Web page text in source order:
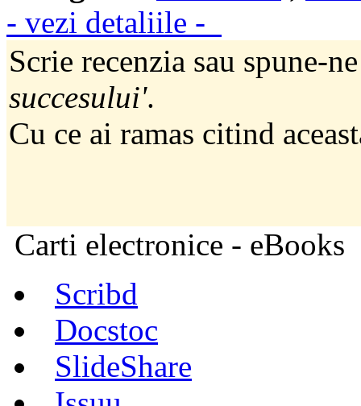
- vezi detaliile -
Scrie recenzia sau spune-
succesului'.
Cu ce ai ramas citind
Carti electronice - eBooks
Scribd
Docstoc
SlideShare